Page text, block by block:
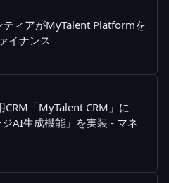
ティアがMyTalent Platformを
イナンス
「MyTalent CRM」に
ジAI生成機能」を実装 - マネ